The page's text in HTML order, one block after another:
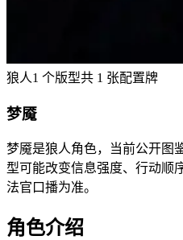
狼人1 个版型共 1 张配置牌
梦魇
梦魇是狼人角色，当前公开图
型可能改变信息强度、行动顺
法官口播为准。
角色介绍